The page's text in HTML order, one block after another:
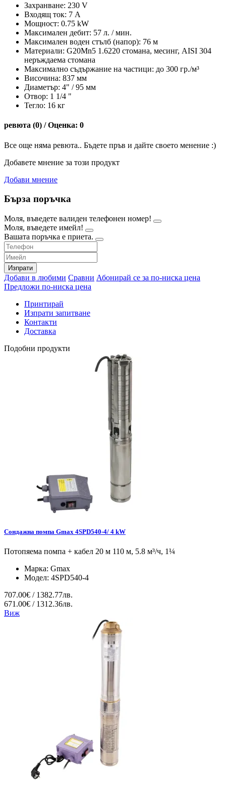
Захранване: 230 V
Входящ ток: 7 А
Мощност: 0.75 kW
Максимален дебит: 57 л. / мин.
Максимален воден стълб (напор): 76 м
Материали: G20Mn5 1.6220 стомана, месинг, AISI 304
неръждаема стомана
Максимално съдържание на частици: до 300 гр./м³
Височина: 837 мм
Диаметър: 4" / 95 мм
Oтвор: 1 1/4 "
Тегло: 16 кг
ревюта (0) / Оценка: 0
Все още няма ревюта.. Бъдете пръв и дайте своето менение :)
Добавете мнение за този продукт
Добави мнение
Бърза поръчка
Моля, въведете валиден телефонен номер!
Моля, въведете имейл!
Вашата поръчка е приета.
Изпрати
Добави в любими Сравни Абонирай се за по-ниска цена
Предложи по-ниска цена
Принтирай
Изпрати запитване
Контакти
Доставка
Подобни продукти
Сондажна помпа Gmax 4SPD540-4/ 4 kW
Потопяема помпа + кабел 20 м 110 м, 5.8 м³/ч, 1¼
Марка: Gmax
Модел: 4SPD540-4
707.00€ / 1382.77лв.
671.00€ / 1312.36лв.
Виж